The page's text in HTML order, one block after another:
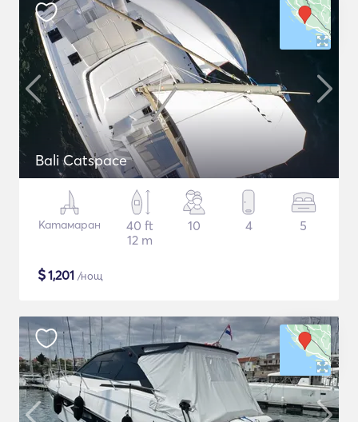
Bali Catspace
Катамаран
40 ft
12 m
10 4 5
$1,201 /нощ